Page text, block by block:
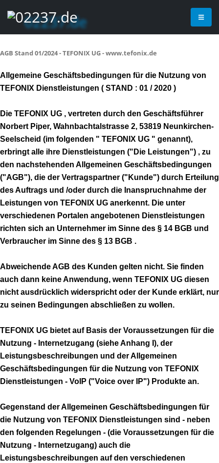
AGB Stand 01/2024 - TEFONIX UG - www.tefonix.de
Allgemeine Geschäftsbedingungen für die Nutzung von
TEFONIX Dienstleistungen ( STAND : 01 / 2020 )
Die TEFONIX UG , vertreten durch den Geschäftsführer
Norbert Piper, Wahnbachtalstrasse 2, 53819 Neunkirchen-
Seelscheid (im folgenden " TEFONIX UG " genannt),
erbringt alle ihre Dienstleistungen ("Die Leistungen") , zu
den nachstehenden Allgemeinen Geschäftsbedingungen
("AGB"), die der Vertragspartner ("Kunde") durch Erteilung
des Auftrags und /oder durch die Inanspruchnahme der
Leistungen von TEFONIX UG anerkennt. Die unter
verschiedenen Portalen angebotenen Dienstleistungen
richten sich an Unternehmer im Sinne des § 14 BGB und
Verbraucher im Sinne des § 13 BGB .
Abweichende AGB des Kunden gelten nicht. Sie finden
auch dann keine Anwendung, wenn TEFONIX UG diesen
nicht ausdrücklich widerspricht oder der Kunde erklärt, nur
zu seinen Bedingungen abschließen zu wollen.
TEFONIX UG bietet auf Basis der Voraussetzungen für die
Nutzung - Internetzugang (siehe Anhang I), der
Leistungsbeschreibungen und der Allgemeinen
Geschäftsbedingungen für die Nutzung von TEFONIX
Dienstleistungen - VoIP ("Voice over IP") Produkte an.
Gegenstand der Allgemeinen Geschäftsbedingungen für
die Nutzung von TEFONIX Dienstleistungen sind - neben
den folgenden Regelungen - (die Voraussetzungen für die
Nutzung - Internetzugang) auch die
Leistungsbeschreibungen auf den verschiedenen